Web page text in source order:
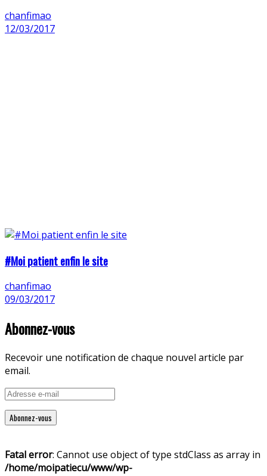
chanfimao
12/03/2017
#Moi patient enfin le site
chanfimao
09/03/2017
Abonnez-vous
Recevoir une notification de chaque nouvel article par
email.
Adresse
mail
Fatal error: Cannot use object of type stdClass as array in
/home/moipatiecu/www/wp-